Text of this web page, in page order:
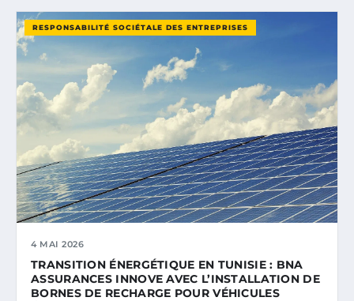
RESPONSABILITÉ SOCIÉTALE DES ENTREPRISES
4 MAI 2026
TRANSITION ÉNERGÉTIQUE EN TUNISIE : BNA
ASSURANCES INNOVE AVEC L’INSTALLATION DE
BORNES DE RECHARGE POUR VÉHICULES